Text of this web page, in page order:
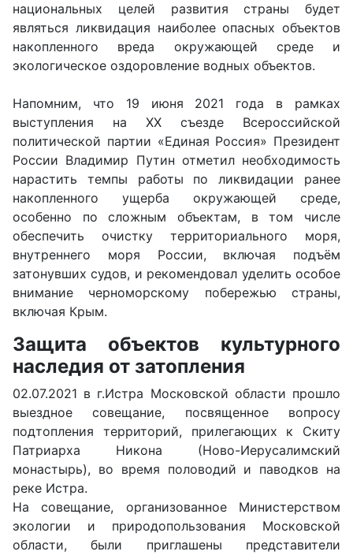
национальных целей развития страны будет
являться ликвидация наиболее опасных объектов
накопленного вреда окружающей среде и
экологическое оздоровление водных объектов.
Напомним, что 19 июня 2021 года в рамках
выступления на XX съезде Всероссийской
политической партии «Единая Россия» Президент
России Владимир Путин отметил необходимость
нарастить темпы работы по ликвидации ранее
накопленного ущерба окружающей среде,
особенно по сложным объектам, в том числе
обеспечить очистку территориального моря,
внутреннего моря России, включая подъём
затонувших судов, и рекомендовал уделить особое
внимание черноморскому побережью страны,
включая Крым.
Защита объектов культурного
наследия от затопления
02.07.2021 в г.Истра Московской области прошло
выездное совещание, посвященное вопросу
подтопления территорий, прилегающих к Скиту
Патриарха Никона (Ново-Иерусалимский
монастырь), во время половодий и паводков на
реке Истра.
На совещание, организованное Министерством
экологии и природопользования Московской
области, были приглашены представители